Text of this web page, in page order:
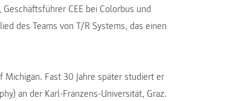
CEE bei Colorbus und
des Teams von T/R Systems, das einen
Fast 30 Jahre später studiert er
an der Karl-Franzens-Universität, Graz.